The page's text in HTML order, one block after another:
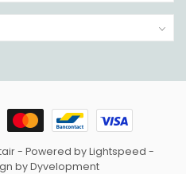
- Powered byLightspeed -
byDyvelopment